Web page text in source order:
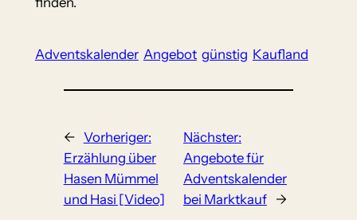
Adventskalender Angebot günstig Kaufland
← Vorheriger:
Erzählung über
Hasen Mümmel
und Hasi [Video]
Nächster:
Angebote für
Adventskalender
bei Marktkauf
→